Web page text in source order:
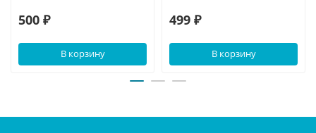
500 ₽
В корзину
499 ₽
В корзину